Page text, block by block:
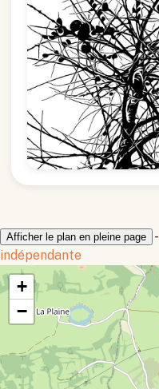
Afficher le plan en pleine page -
indépendante